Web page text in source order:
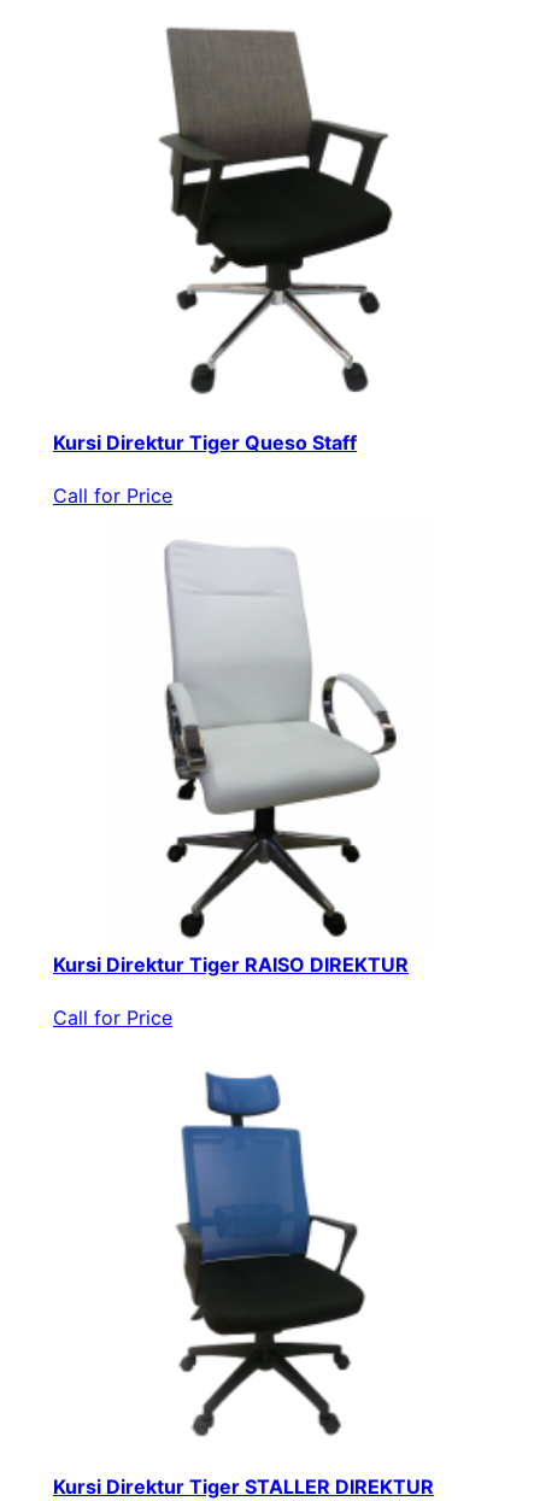
Kursi Direktur Tiger Queso Staff
Call for Price
Kursi Direktur Tiger RAISO DIREKTUR
Call for Price
Kursi Direktur Tiger STALLER DIREKTUR